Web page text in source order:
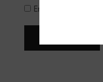
Enregistrer mon